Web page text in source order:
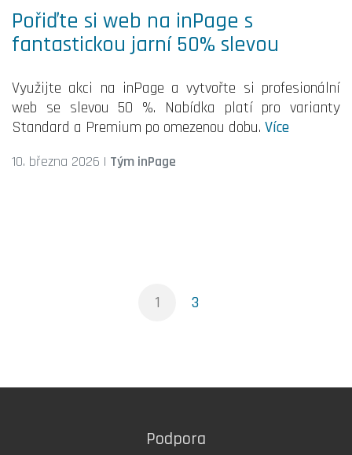
Pořiďte si web na inPage s
fantastickou jarní 50% slevou
Využijte akci na inPage a vytvořte si profesionální
web se slevou 50 %. Nabídka platí pro varianty
Standard a Premium po omezenou dobu. Více
10. března 2026 | Tým inPage
1 3
Podpora